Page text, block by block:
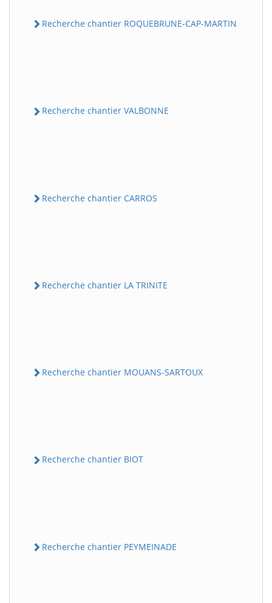
Recherche chantier ROQUEBRUNE-CAP-MARTIN
Recherche chantier VALBONNE
Recherche chantier CARROS
Recherche chantier LA TRINITE
Recherche chantier MOUANS-SARTOUX
Recherche chantier BIOT
Recherche chantier PEYMEINADE